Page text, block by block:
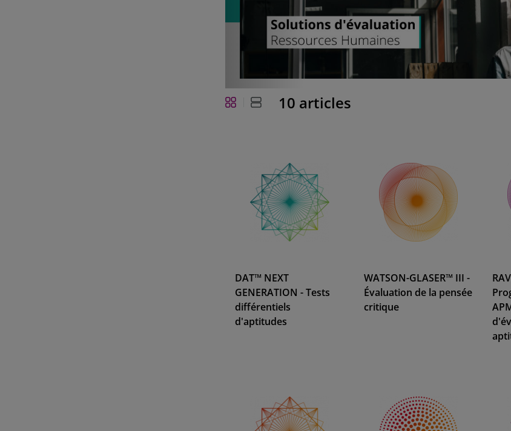
Afficher
GrilleListe10 articles
DAT™ NEXT
GENERATION - Tests
différentiels
d'aptitudes
WATSON-GLASER™ III -
Évaluation de la pensée
critique